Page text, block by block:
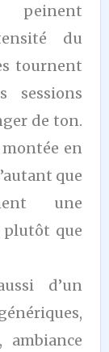
peinent
du
tournent
sessions
de ton.
montée en
que
une
plutôt que
d’un